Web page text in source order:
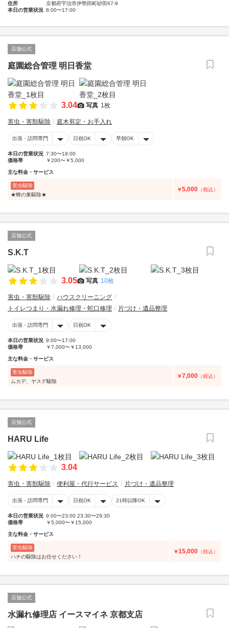
住所
京都府宇治市伊勢田町砂田67-9
本日の営業状況 8:00〜17:00
店舗公式
庭園総合管理 明日香堂
3.04 写真 1枚
害虫・害獣駆除 庭木剪定・お手入れ
出張・訪問専門 日祝OK 早朝OK
本日の営業状況 7:30〜18:00
価格帯
￥200〜￥5,000
主な料金・サービス
害虫駆除
★蜂の巣駆除★
￥5,000 （税込）
店舗公式
S.K.T
3.05 写真 10枚
害虫・害獣駆除
ハウスクリーニング
トイレつまり・水漏れ修理・蛇口修理
片づけ・遺品整理
出張・訪問専門 日祝OK
本日の営業状況 9:00〜17:00
価格帯
￥7,000〜￥13,000
主な料金・サービス
害虫駆除
ムカデ、ヤスデ駆除
￥7,000 （税込）
店舗公式
HARU Life
3.04
害虫・害獣駆除 便利屋・代行サービス 片づけ・遺品整理
出張・訪問専門 日祝OK 21時以降OK
本日の営業状況 9:00〜23:00 23:30〜29:30
価格帯
￥5,000〜￥15,000
主な料金・サービス
害虫駆除
ハチの駆除はお任せください！
￥15,000 （税込）
店舗公式
水漏れ修理店 イースマイネ 京都支店